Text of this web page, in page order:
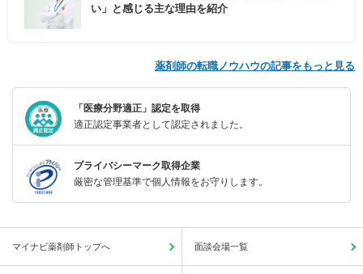
い」と感じる主な理由を紹介
薬剤師の転職ノウハウの記事をもっと見る
「医療分野適正」認定を取得
適正認定事業者として認定されました。
プライバシーマーク取得企業
厳密な管理基準で個人情報をお守りします。
マイナビ薬剤師トップへ 面談会場一覧